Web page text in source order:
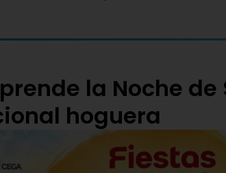
la Noche de
hoguera